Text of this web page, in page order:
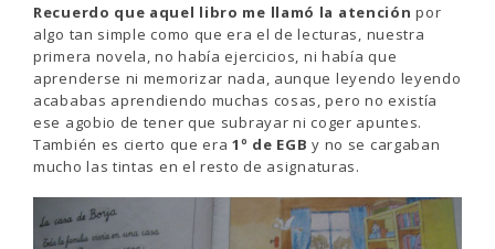
Recuerdo que aquel libro me llamó la atención por
algo tan simple como que era el de lecturas, nuestra
primera novela, no había ejercicios, ni había que
aprenderse ni memorizar nada, aunque leyendo leyendo
acababas aprendiendo muchas cosas, pero no existía
ese agobio de tener que subrayar ni coger apuntes.
También es cierto que era1º de EGB y no se cargaban
mucho las tintas en el resto de asignaturas.